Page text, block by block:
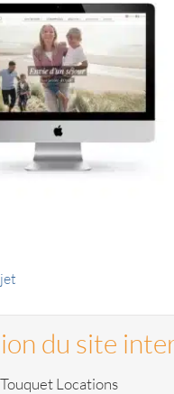
du site
Touquet Locations